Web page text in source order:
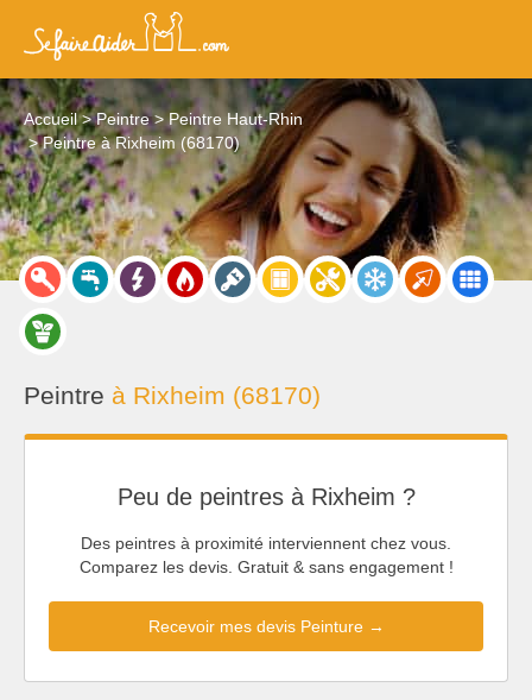
Accueil Peintre
Peintre Haut-Rhin
Peintre à Rixheim (68170)
Peintre à Rixheim (68170)
Peu de peintres à Rixheim ?
Des peintres à proximité interviennent chez vous.
Comparez les devis. Gratuit & sans engagement !
Recevoir mes devis Peinture →